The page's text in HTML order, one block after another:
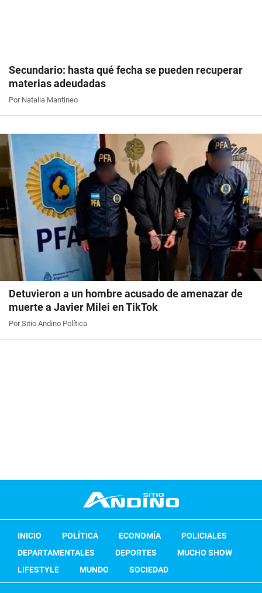
Secundario: hasta qué fecha se pueden recuperar
materias adeudadas
Por Natalia Mantineo
Detuvieron a un hombre acusado de amenazar de
muerte a Javier Milei en TikTok
Por Sitio Andino Política
INICIO POLÍTICA ECONOMÍA
POLICIALES
DEPARTAMENTALES
DEPORTES
MUCHO SHOW
LIFESTYLE
MUNDO SOCIEDAD